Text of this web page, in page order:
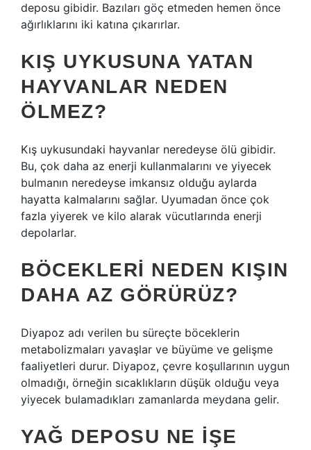
deposu gibidir. Bazıları göç etmeden hemen önce
ağırlıklarını iki katına çıkarırlar.
KIŞ UYKUSUNA YATAN
HAYVANLAR NEDEN
ÖLMEZ?
Kış uykusundaki hayvanlar neredeyse ölü gibidir.
Bu, çok daha az enerji kullanmalarını ve yiyecek
bulmanın neredeyse imkansız olduğu aylarda
hayatta kalmalarını sağlar. Uyumadan önce çok
fazla yiyerek ve kilo alarak vücutlarında enerji
depolarlar.
BÖCEKLERI NEDEN KIŞIN
DAHA AZ GÖRÜRÜZ?
Diyapoz adı verilen bu süreçte böceklerin
metabolizmaları yavaşlar ve büyüme ve gelişme
faaliyetleri durur. Diyapoz, çevre koşullarının uygun
olmadığı, örneğin sıcaklıkların düşük olduğu veya
yiyecek bulamadıkları zamanlarda meydana gelir.
YAĞ DEPOSU NE IŞE